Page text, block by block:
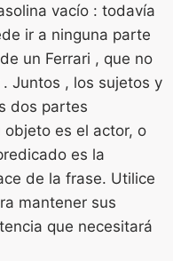
vacío : todavía
ir a ninguna parte
un Ferrari , que no
Juntos , los sujetos y
dos partes
objeto es el actor, o
es la
de la frase. Utilice
mantener sus
que necesitará